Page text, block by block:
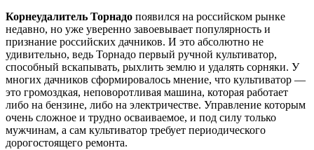
Корнеудалитель Торнадо появился на российском рынке
недавно, но уже уверенно завоевывает популярность и
признание российских дачников. И это абсолютно не
удивительно, ведь Торнадо первый ручной культиватор,
способный вскапывать, рыхлить землю и удалять сорняки. У
многих дачников сформировалось мнение, что культиватор —
это громоздкая, неповоротливая машина, которая работает
либо на бензине, либо на электричестве. Управление которым
очень сложное и трудно осваиваемое, и под силу только
мужчинам, а сам культиватор требует периодического
дорогостоящего ремонта.